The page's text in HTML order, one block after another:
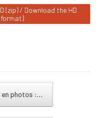
(zip) / Download the HD
en photos :…